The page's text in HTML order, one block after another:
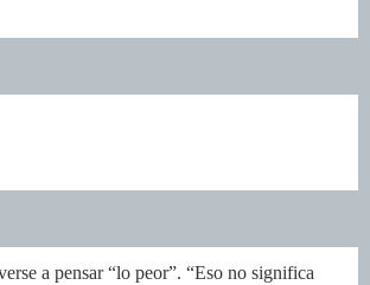
a pensar “lo peor”. “Eso no significa